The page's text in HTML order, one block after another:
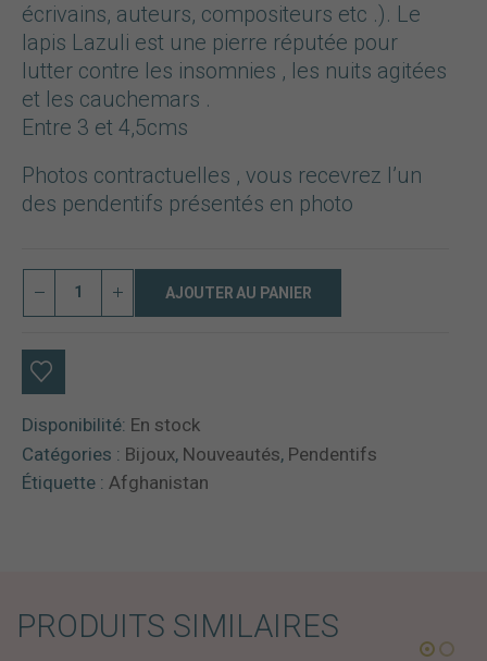
écrivains, auteurs, compositeurs etc .). Le
lapis Lazuli est une pierre réputée pour
lutter contre les insomnies , les nuits agitées
et les cauchemars .
Entre 3 et 4,5cms
Photos contractuelles , vous recevrez l’un
des pendentifs présentés en photo
AJOUTER AU PANIER
Disponibilité: En stock
Catégories : Bijoux, Nouveautés, Pendentifs
Étiquette : Afghanistan
PRODUITS SIMILAIRES